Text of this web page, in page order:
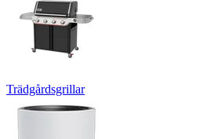
Trädgårdsgrillar